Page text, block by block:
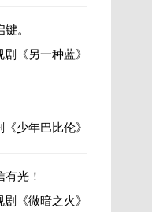
。
《另一种蓝》
《少年巴比伦》
光！
《微暗之火》